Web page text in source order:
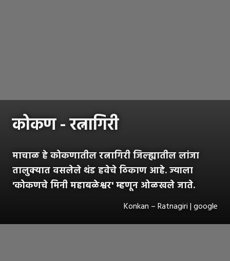
कोकण - रत्नागिरी
माचाळ हे कोकणातील रत्नागिरी जिल्ह्यातील लांजा
तालुक्यात वसलेले थंड हवेचे ठिकाण आहे. ज्याला
'कोकणचे मिनी महाबळेश्वर' म्हणून ओळखले जाते.
Konkan – Ratnagiri | google